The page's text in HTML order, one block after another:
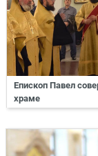
Епископ Павел
храме